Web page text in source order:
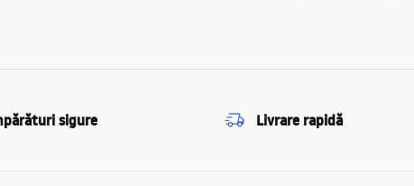
sigure Livrare rapidă